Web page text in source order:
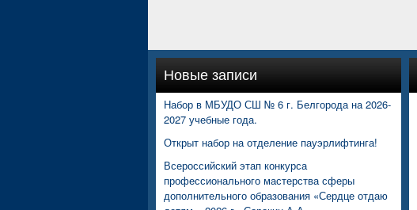
Новые записи
Набор в МБУДО СШ № 6 г. Белгорода на 2026-
2027 учебные года.
Открыт набор на отделение пауэрлифтинга!
Всероссийский этап конкурса
профессионального мастерства сферы
дополнительного образования «Сердце отдаю